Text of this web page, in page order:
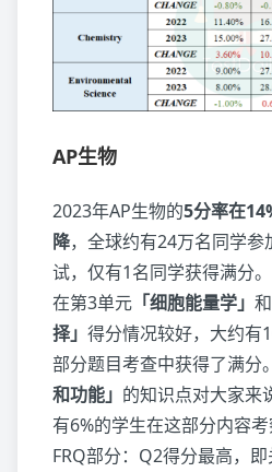
AP生物
2023年AP生物的5分率在
降，全球约有24万名同学参
试，仅有1名同学获得满分
在第3单元 「细胞能量学」
择」 得分情况较好，大约有
部分题目考查中获得了满分
和功能」 的知识点对大家来
有6%的学生在这部分内容考
FRQ部分：Q2得分最高，